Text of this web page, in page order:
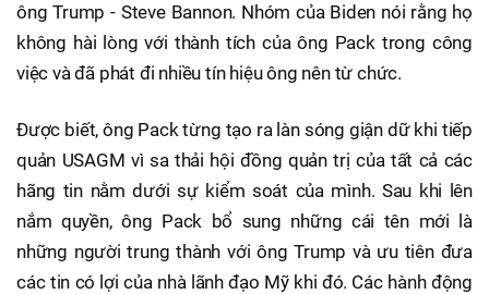
ông Trump - Steve Bannon. Nhóm của Biden nói rằng họ
không hài lòng với thành tích của ông Pack trong công
việc và đã phát đi nhiều tín hiệu ông nên từ chức.
Được biết, ông Pack từng tạo ra làn sóng giận dữ khi tiếp
quản USAGM vì sa thải hội đồng quản trị của tất cả các
hãng tin nằm dưới sự kiểm soát của mình. Sau khi lên
nắm quyền, ông Pack bổ sung những cái tên mới là
những người trung thành với ông Trump và ưu tiên đưa
các tin có lợi của nhà lãnh đạo Mỹ khi đó. Các hành động